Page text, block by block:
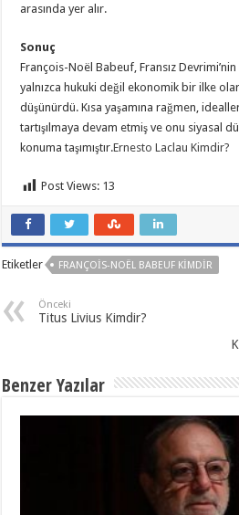
arasında yer alır.
Sonuç
François-Noël Babeuf, Fransız Devrimi’nin
yalnızca hukuki değil ekonomik bir ilke
düşünürdü. Kısa yaşamına rağmen,
tartışılmaya devam etmiş ve onu siyasal
konuma taşımıştır.Ernesto Laclau Kimdir?
Post Views: 13
Etiketler FRANÇOIS-NOËL BABEUF KIMDIR
Önceki
Titus Livius Kimdir?
Benzer Yazılar